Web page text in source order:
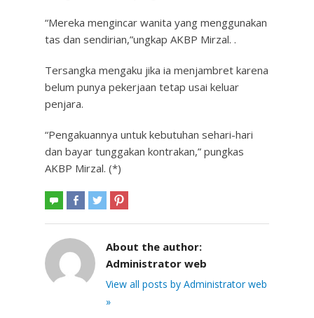
“Mereka mengincar wanita yang menggunakan
tas dan sendirian,”ungkap AKBP Mirzal. .
Tersangka mengaku jika ia menjambret karena
belum punya pekerjaan tetap usai keluar
penjara.
“Pengakuannya untuk kebutuhan sehari-hari
dan bayar tunggakan kontrakan,” pungkas
AKBP Mirzal. (*)
About the author:
Administrator web
View all posts by Administrator web
»